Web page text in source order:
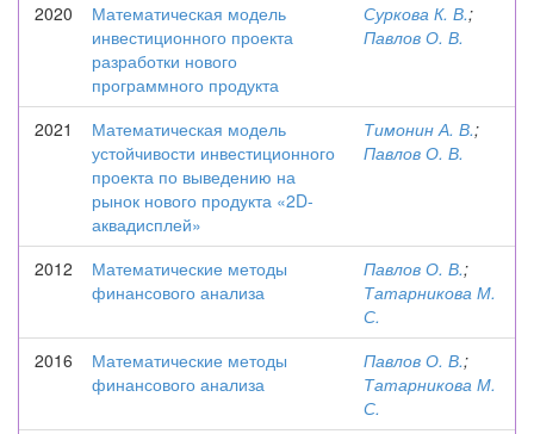
2020
Математическая модель
инвестиционного проекта
разработки нового
программного продукта
Суркова К. В.;
Павлов О. В.
2021
Математическая модель
устойчивости инвестиционного
проекта по выведению на
рынок нового продукта «2D-
аквадисплей»
Тимонин А. В.;
Павлов О. В.
2012
Математические методы
финансового анализа
Павлов О. В.;
Татарникова М.
С.
2016
Математические методы
финансового анализа
Павлов О. В.;
Татарникова М.
С.